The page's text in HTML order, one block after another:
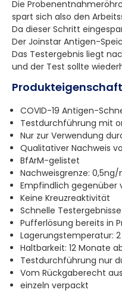
Die
spart sich also den
Da dieser Schritt
Der Joinstar Antigen-
Das Testergebnis liegt
und der Test sollte
COVID-19 Antigen-
Testdurchführung mit
Nur zur Verwendung
Qualitativer Nachweis
BfArM-gelistet
Nachweisgrenze:
Empfindlich
Keine Kreuzreaktivität
Schnelle
Pufferlösung bereits in
Lagerungstemperatur: 2
Haltbarkeit: 12 Monate
Testdurchführung nur
Vom Rückgaberecht
einzeln verpackt